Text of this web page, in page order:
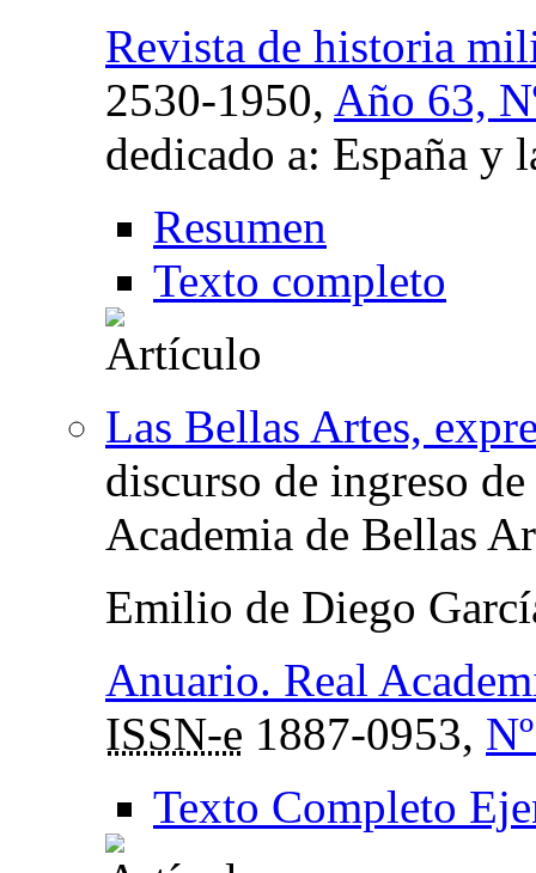
Revista de historia
2530-1950, Año 63,
dedicado a: España y
Resumen
Texto completo
Las Bellas Artes,
discurso de ingreso
Academia de Bellas
Emilio de Diego
Anuario. Real
ISSN-e 1887-0953,
Texto Completo